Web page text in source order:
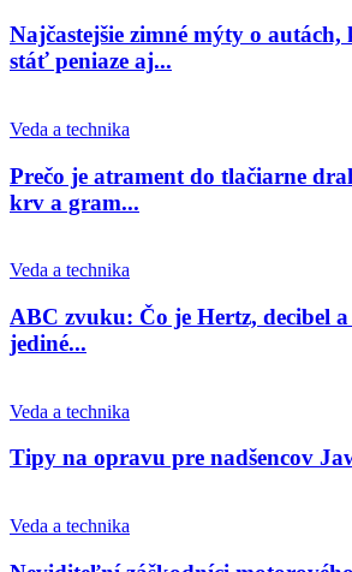
Najčastejšie zimné mýty o autách,
stáť peniaze aj...
Veda a technika
Prečo je atrament do tlačiarne
krv a gram...
Veda a technika
ABC zvuku: Čo je Hertz, decibel
jediné...
Veda a technika
Tipy na opravu pre nadšencov
Veda a technika